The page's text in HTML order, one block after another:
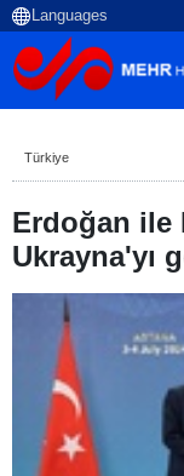
Türkiye
Erdoğan ile
Ukrayna'yı